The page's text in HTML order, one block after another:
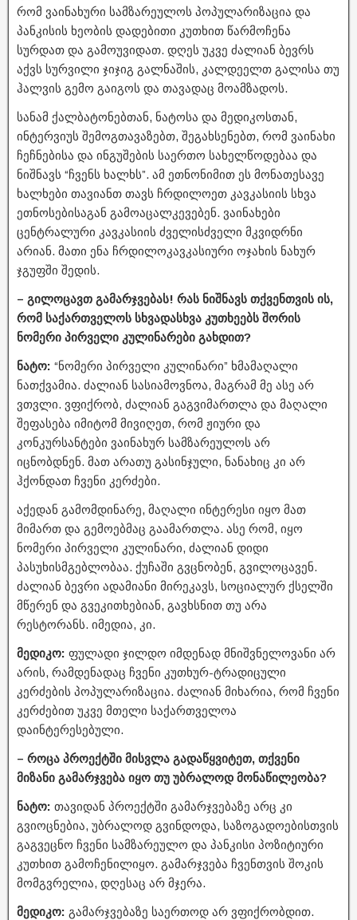
რომ ვაინახური სამზარეულოს პოპულარიზაცია და
პანკისის ხეობის დადებითი კუთხით წარმოჩენა
სურდათ და გამოუვიდათ. დღეს უკვე ძალიან ბევრს
აქვს სურვილი ჯიჯიგ გალნაშის, კალდეელთ გალისა თუ
ჰალვის გემო გაიგოს და თავადაც მოამზადოს.
სანამ ქალბატონებთან, ნატოსა და მედიკოსთან,
ინტერვიუს შემოგთავაზებთ, შეგახსენებთ, რომ ვაინახი
ჩეჩნებისა და ინგუშების საერთო სახელწოდებაა და
ნიშნავს “ჩვენს ხალხს”. ამ ეთნონიმით ეს მონათესავე
ხალხები თავიანთ თავს ჩრდილოეთ კავკასიის სხვა
ეთნოსებისაგან გამოაცალკევებენ. ვაინახები
ცენტრალური კავკასიის ძველისძველი მკვიდრნი
არიან. მათი ენა ჩრდილოკავკასიური ოჯახის ნახურ
ჯგუფში შედის.
– გილოცავთ გამარჯვებას! რას ნიშნავს თქვენთვის ის,
რომ საქართველოს სხვადასხვა კუთხეებს შორის
ნომერი პირველი კულინარები გახდით?
ნატო: “ნომერი პირველი კულინარი” ხმამაღალი
ნათქვამია. ძალიან სასიამოვნოა, მაგრამ მე ასე არ
ვთვლი. ვფიქრობ, ძალიან გაგვიმართლა და მაღალი
შეფასება იმიტომ მივიღეთ, რომ ჟიური და
კონკურსანტები ვაინახურ სამზარეულოს არ
იცნობდნენ. მათ არათუ გასინჯული, ნანახიც კი არ
ჰქონდათ ჩვენი კერძები.
აქედან გამომდინარე, მაღალი ინტერესი იყო მათ
მიმართ და გემოებმაც გაამართლა. ასე რომ, იყო
ნომერი პირველი კულინარი, ძალიან დიდი
პასუხისმგებლობაა. ქუჩაში გვცნობენ, გვილოცავენ.
ძალიან ბევრი ადამიანი მირეკავს, სოციალურ ქსელში
მწერენ და გვეკითხებიან, გავხსნით თუ არა
რესტორანს. იმედია, კი.
მედიკო: ფულადი ჯილდო იმდენად მნიშვნელოვანი არ
არის, რამდენადაც ჩვენი კუთხურ-ტრადიცული
კერძების პოპულარიზაცია. ძალიან მიხარია, რომ ჩვენი
კერძებით უკვე მთელი საქართველოა
დაინტერესებული.
– როცა პროექტში მისვლა გადაწყვიტეთ, თქვენი
მიზანი გამარჯვება იყო თუ უბრალოდ მონაწილეობა?
ნატო: თავიდან პროექტში გამარჯვებაზე არც კი
გვიოცნებია, უბრალოდ გვინდოდა, საზოგადოებისთვის
გაგვეცნო ჩვენი სამზარეულო და პანკისი პოზიტიური
კუთხით გამოჩენილიყო. გამარჯვება ჩვენთვის შოკის
მომგვრელია, დღესაც არ მჯერა.
მედიკო: გამარჯვებაზე საერთოდ არ ვფიქრობდით.